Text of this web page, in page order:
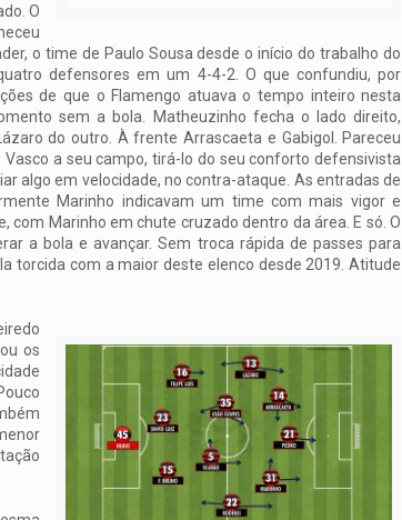
O
o time de Paulo Sousa desde o início do trabalho do
defensores em um 4-4-2. O que confundiu, por
de que o Flamengo atuava o tempo inteiro nesta
sem a bola. Matheuzinho fecha o lado direito,
do outro. À frente Arrascaeta e Gabigol. Pareceu
a seu campo, tirá-lo do seu conforto defensivista
algo em velocidade, no contra-ataque. As entradas de
Marinho indicavam um time com mais vigor e
com Marinho em chute cruzado dentro da área. E só. O
a bola e avançar. Sem troca rápida de passes para
torcida com a maior deste elenco desde 2019. Atitude
os